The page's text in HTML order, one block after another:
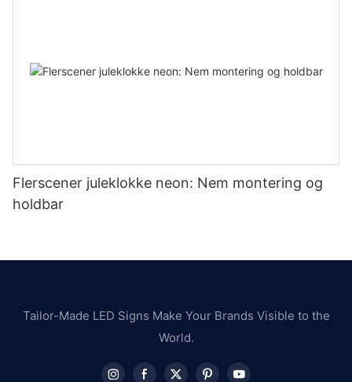
Flerscener juleklokke neon: Nem montering og
holdbar
Tailor-Made LED Signs Make Your Brands Visible to the
World.